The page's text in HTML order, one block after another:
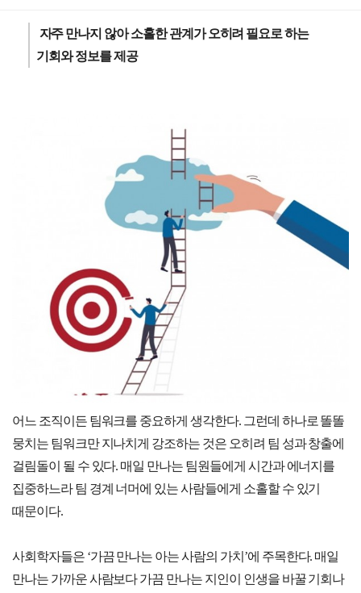
자주 만나지 않아 소홀한 관계가 오히려 필요로 하는
기회와 정보를 제공
어느 조직이든 팀워크를 중요하게 생각한다. 그런데 하나로 똘똘
뭉치는 팀워크만 지나치게 강조하는 것은 오히려 팀 성과 창출에
걸림돌이 될 수 있다. 매일 만나는 팀원들에게 시간과 에너지를
집중하느라 팀 경계 너머에 있는 사람들에게 소홀할 수 있기
때문이다.
사회학자들은 ‘가끔 만나는 아는 사람의 가치’에 주목한다. 매일
만나는 가까운 사람보다 가끔 만나는 지인이 인생을 바꿀 기회나